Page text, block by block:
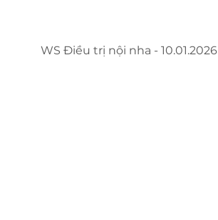
WS Điều trị nội nha - 10.01.2026